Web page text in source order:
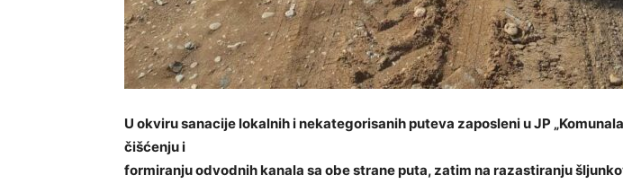
U okviru sanacije lokalnih i nekategorisanih puteva zaposleni u JP
čišćenju i
formiranju odvodnih kanala sa obe strane puta, zatim na razastiranju